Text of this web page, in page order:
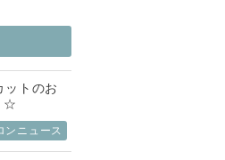
トのお
☆
ンニュース